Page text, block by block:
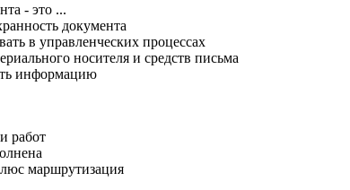
- это ...
документа
в управленческих процессах
носителя и средств письма
информацию
работ
маршрутизация